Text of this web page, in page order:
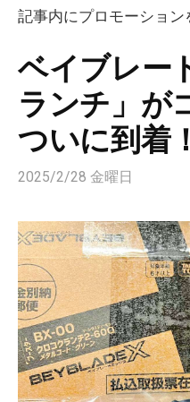
記事内にプロモーショ
ベイブレー
ランチ」が
ついに到着！
2025/2/28 金曜日